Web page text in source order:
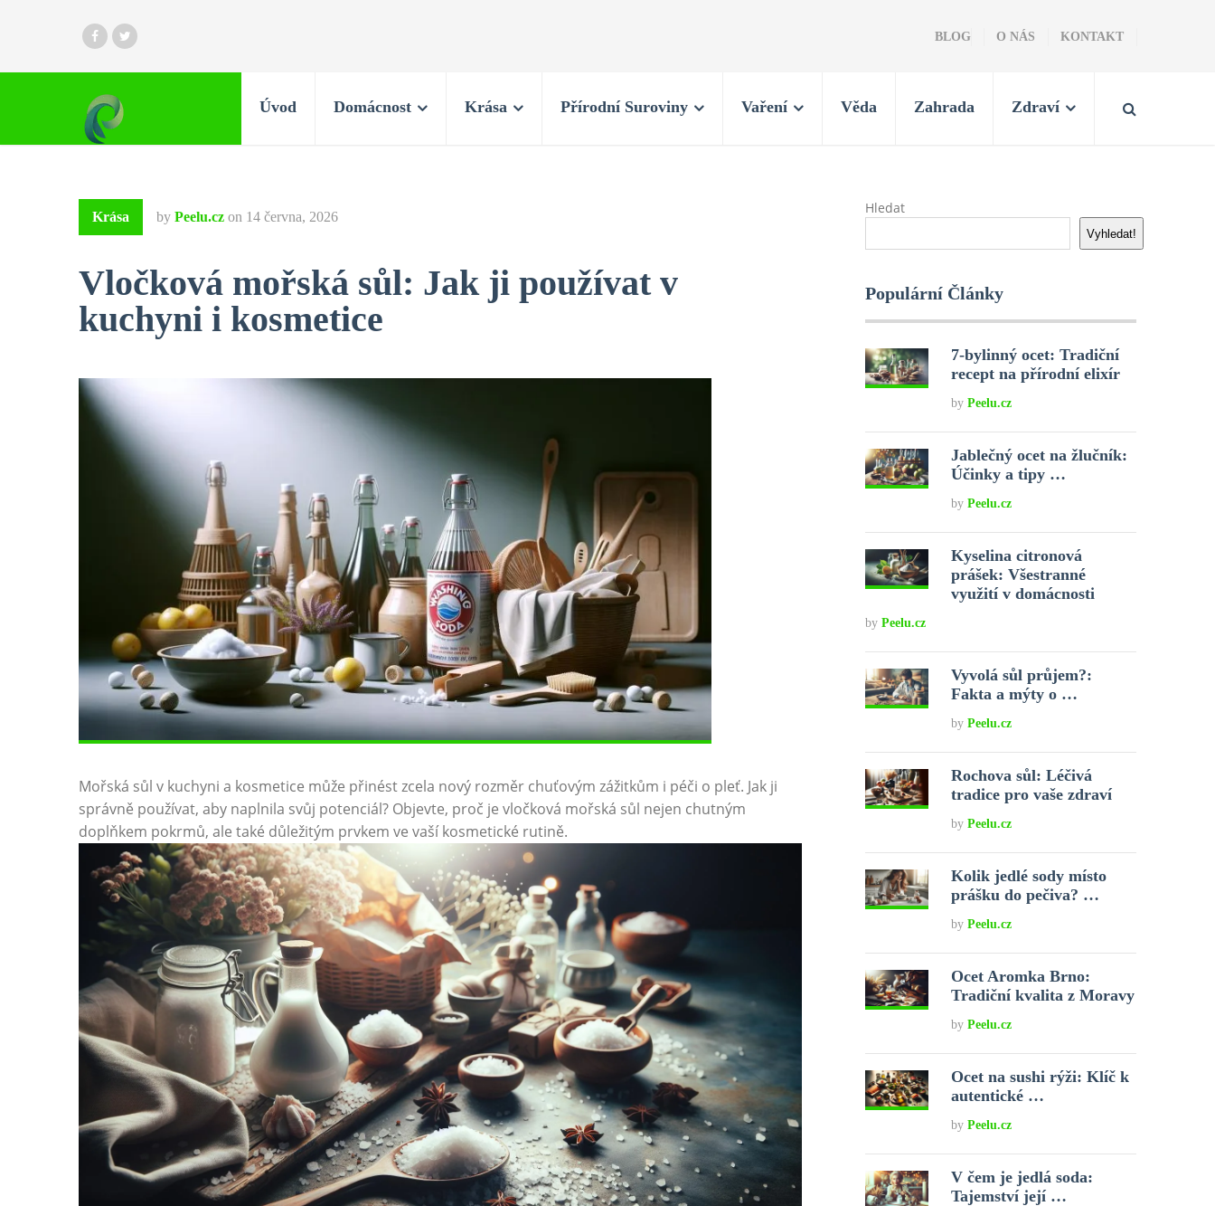
BLOG O NÁS KONTAKT
Úvod Domácnost Krása Přírodní Suroviny Vaření Věda Zahrada Zdraví
Krása by Peelu.cz on 14 června, 2026
Vločková mořská sůl: Jak ji používat v
kuchyni i kosmetice
Mořská sůl v kuchyni a‌ kosmetice může ​přinést zcela ⁣nový rozměr chuťovým‍ zážitkům⁤ i péči o‍ pleť. Jak ji
správně používat, ⁢aby naplnila svůj potenciál? Objevte, proč je vločková mořská sůl nejen chutným
doplňkem ⁣pokrmů, ⁤ale také důležitým prvkem ve vaší kosmetické rutině.
Hledat
Vyhledat!
Populární Články
7-bylinný ocet: Tradiční
recept na přírodní elixír
byPeelu.cz
Jablečný ocet na žlučník:
Účinky a tipy …
byPeelu.cz
Kyselina citronová
prášek: Všestranné
využití v domácnosti
by Peelu.cz
Vyvolá sůl průjem?:
Fakta a mýty o …
byPeelu.cz
Rochova sůl: Léčivá
tradice pro vaše zdraví
byPeelu.cz
Kolik jedlé sody místo
prášku do pečiva? …
byPeelu.cz
Ocet Aromka Brno:
Tradiční kvalita z Moravy
byPeelu.cz
Ocet na sushi rýži: Klíč k
autentické …
byPeelu.cz
V čem je jedlá soda:
Tajemství její …